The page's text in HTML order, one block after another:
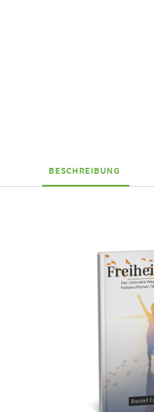
BESCHREIBUNG